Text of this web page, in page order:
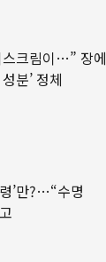
스크림이…” 장에
분’ 정체
’만?…“수명